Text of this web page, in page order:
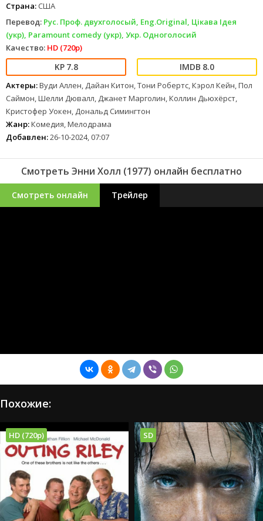
Страна: США
Перевод: Рус. Проф. двухголосый, Eng.Original, Цікава Ідея
(укр), Paramount comedy (укр), Укр. Одноголосий
Качество: HD (720p)
7.8 8.0
Актеры:Вуди Аллен, Дайан Китон, Тони Робертс, Кэрол Кейн, Пол
Саймон, Шелли Дювалл, Джанет Марголин, Коллин Дьюхёрст,
Кристофер Уокен, Дональд Симингтон
Жанр:Комедия, Мелодрама
Добавлен:26-10-2024, 07:07
Смотреть Энни Холл (1977) онлайн бесплатно
Смотреть онлайн Трейлер
Похожие:
HD (720p) SD